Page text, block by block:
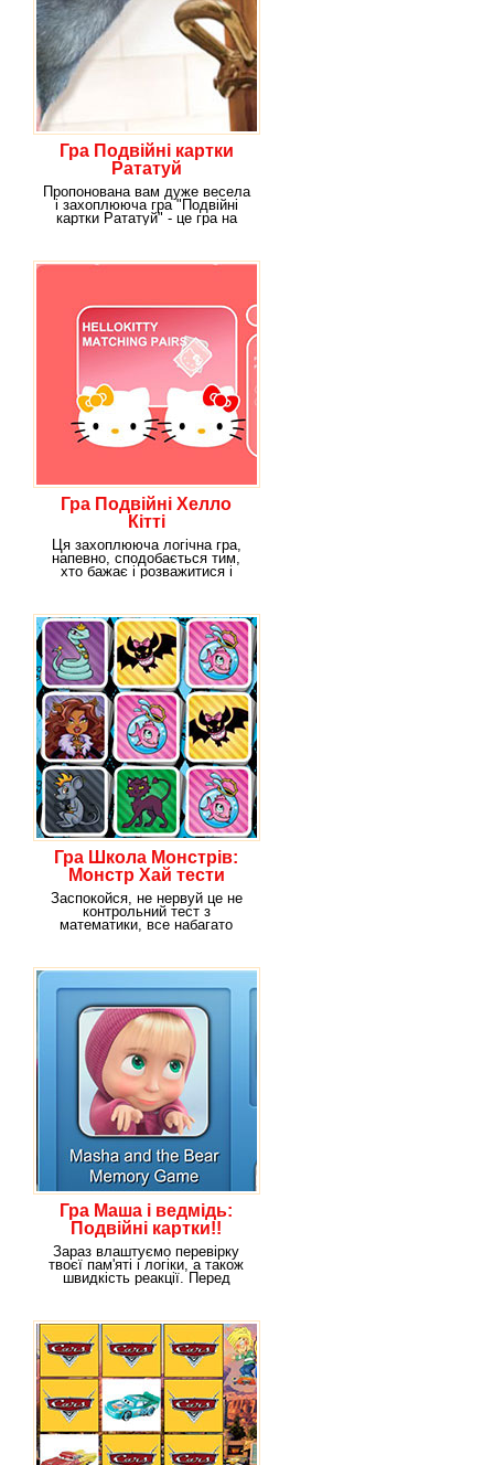
Гра Подвійні картки
Рататуй
Пропонована вам дуже весела
і захоплююча гра "Подвійні
картки Рататуй" - це гра на
Гра Подвійні Хелло
Кітті
Ця захоплююча логічна гра,
напевно, сподобається тим,
хто бажає і розважитися і
Гра Школа Монстрів:
Монстр Хай тести
Заспокойся, не нервуй це не
контрольний тест з
математики, все набагато
Гра Маша і ведмідь:
Подвійні картки!!
Зараз влаштуємо перевірку
твоєї пам'яті і логіки, а також
швидкість реакції. Перед